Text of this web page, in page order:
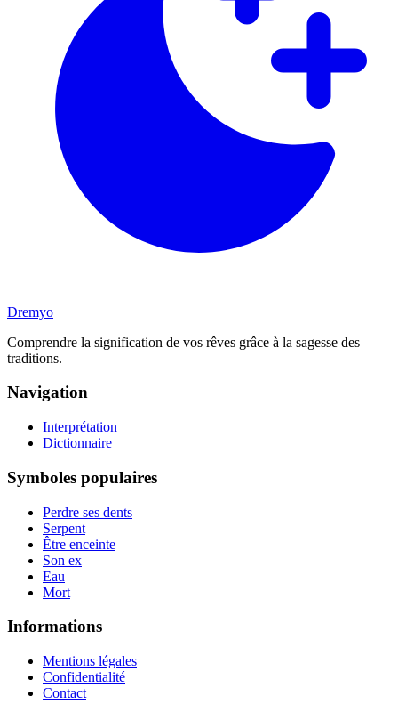
Dremyo
Comprendre la signification de vos rêves grâce à la sagesse des
traditions.
Navigation
Interprétation
Dictionnaire
Symboles populaires
Perdre ses dents
Serpent
Être enceinte
Son ex
Eau
Mort
Informations
Mentions légales
Confidentialité
Contact